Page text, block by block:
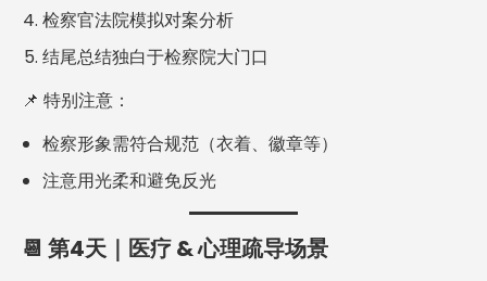
检察官法院模拟对案分析
结尾总结独白于检察院大门口
📌 特别注意：
检察形象需符合规范（衣着、徽章等）
注意用光柔和避免反光
📆 第4天｜医疗 & 心理疏导场景